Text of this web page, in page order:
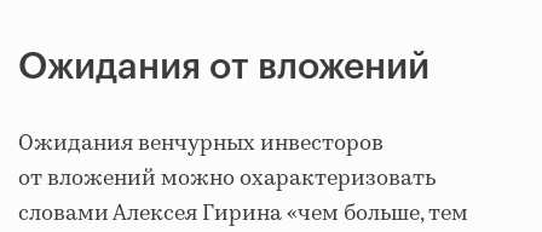
Ожидания от вложений
Ожидания венчурных инвесторов
от вложений можно охарактеризовать
словами Алексея Гирина «чем больше, тем